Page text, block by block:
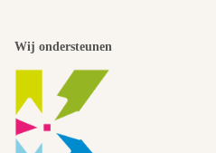
Wij ondersteunen